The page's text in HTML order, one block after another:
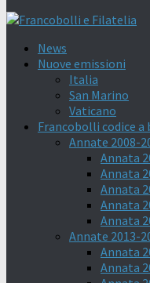
News
Nuove emissioni
Italia
San Marino
Vaticano
Francobolli codice a
Annate 2008-
Annata
Annata
Annata
Annata
Annata
Annate 2013-
Annata
Annata